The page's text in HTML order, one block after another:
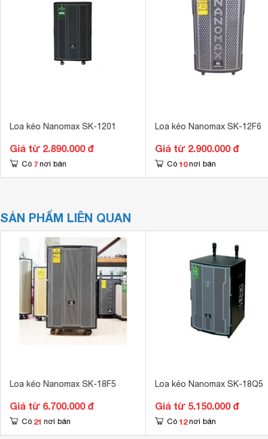
Loa kéo Nanomax SK-1201
Giá từ 2.890.000 đ
Có 7 nơi bán
Loa kéo Nanomax SK-12F6
Giá từ 2.900.000 đ
Có 10 nơi bán
SẢN PHẨM LIÊN QUAN
Loa kéo Nanomax SK-18F5
Giá từ 6.700.000 đ
Có 21 nơi bán
Loa kéo Nanomax SK-18Q5
Giá từ 5.150.000 đ
Có 12 nơi bán